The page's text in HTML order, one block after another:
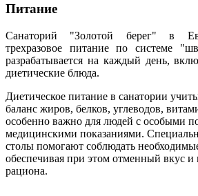
Питание
Санаторий "Золотой берег" в
трехразовое питание по системе
разрабатывается на каждый день,
диетические блюда.
Диетическое питание в санатории
баланс жиров, белков, углеводов,
особенно важно для людей с особыми
медицинскими показаниями.
столы помогают соблюдать
обеспечивая при этом отменный вкус и
рациона.